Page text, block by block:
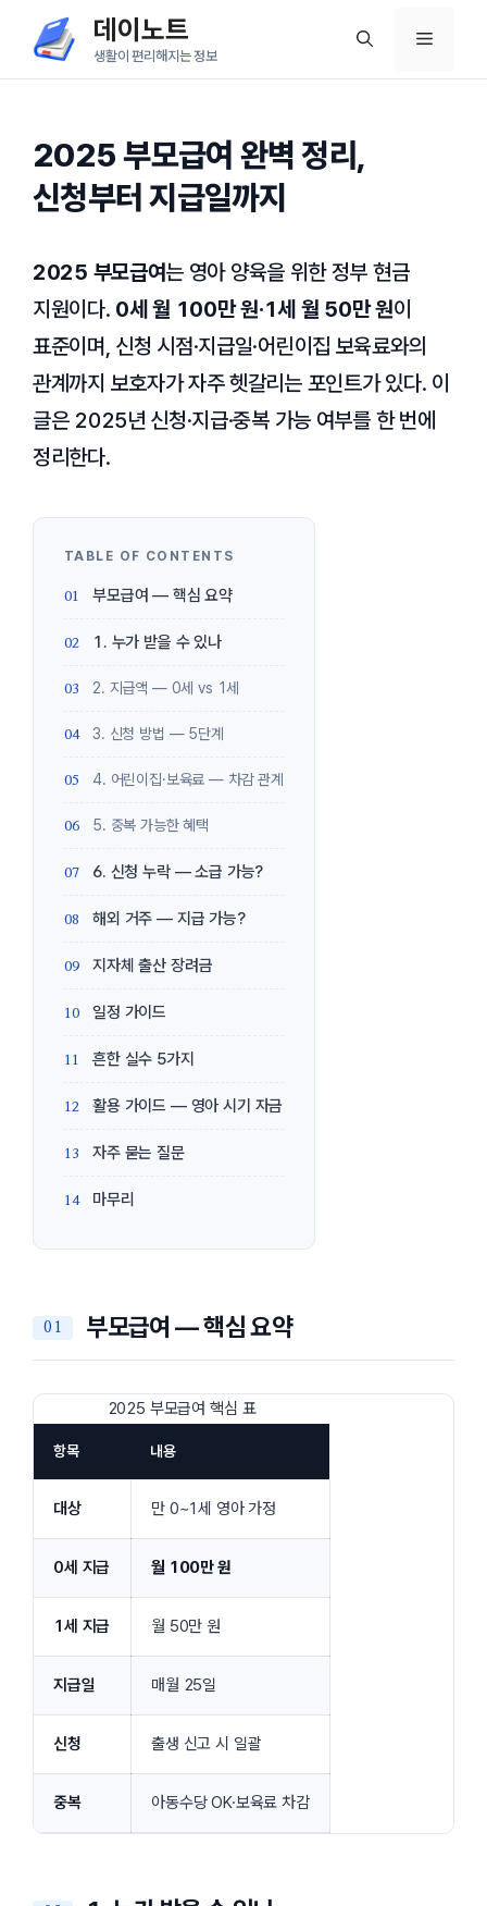
츠
데이노트
생활이 편리해지는 정보
메
2025 부모급여 완벽 정리,
신청부터 지급일까지
2025 부모급여는 영아 양육을 위한 정부 현금
지원이다. 0세 월 100만 원·1세 월 50만 원이
표준이며, 신청 시점·지급일·어린이집 보육료와의
관계까지 보호자가 자주 헷갈리는 포인트가 있다. 이
글은 2025년 신청·지급·중복 가능 여부를 한 번에
정리한다.
부모급여 — 핵심 요약
1. 누가 받을 수 있나
2. 지급액 — 0세 vs 1세
3. 신청 방법 — 5단계
4. 어린이집·보육료 — 차감 관계
5. 중복 가능한 혜택
6. 신청 누락 — 소급 가능?
해외 거주 — 지급 가능?
지자체 출산 장려금
일정 가이드
흔한 실수 5가지
활용 가이드 — 영아 시기 자금
자주 묻는 질문
마무리
부모급여 — 핵심 요약
2025 부모급여 핵심 표
항목 내용
대상 만 0~1세 영아 가정
0세 지급 월 100만 원
1세 지급 월 50만 원
지급일 매월 25일
신청 출생 신고 시 일괄
중복 아동수당 OK·보육료 차감